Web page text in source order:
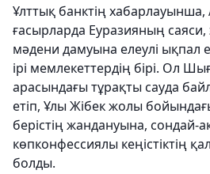
Ұлттық банктің
ғасырларда Еуразияның
мәдени дамуына елеулі ықпал
ірі мемлекеттердің бірі. Ол
арасындағы тұрақты сауда
етіп, Ұлы Жібек жолы
берістің жандануына, сондай-
көпконфессиялы кеңістіктің
болды.